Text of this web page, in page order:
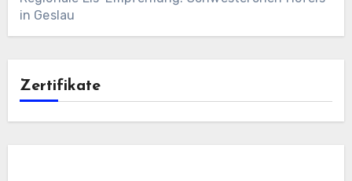
in Geslau
Zertifikate